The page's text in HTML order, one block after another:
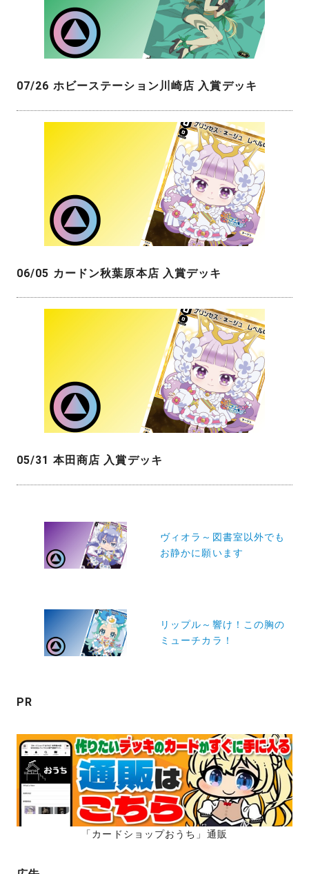
07/26 ホビーステーション川崎店 入賞デッキ
06/05 カードン秋葉原本店 入賞デッキ
05/31 本田商店 入賞デッキ
ン
ヴィオラ～図書室以外でも
お静かに願います
リップル～響け！この胸の
ミューチカラ！
PR
「カードショップおうち」通販